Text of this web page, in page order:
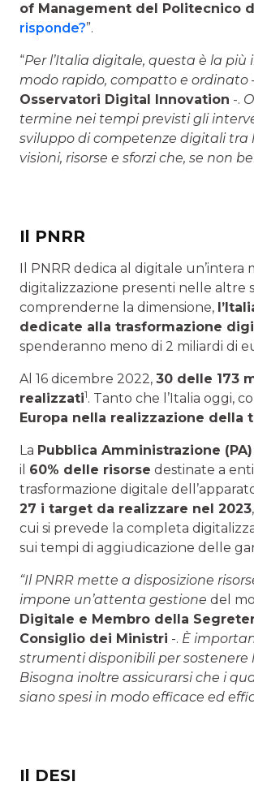
of Management del Politecnico
risponde?”.
“Per l’Italia digitale, questa è la
modo rapido, compatto e ordinato
Osservatori Digital Innovation -.
termine nei tempi previsti gli
sviluppo di competenze digitali tra
visioni, risorse e sforzi che, se non
Il PNRR
Il PNRR dedica al digitale un’intera
digitalizzazione presenti nelle altre
comprenderne la dimensione,
dedicate alla trasformazione
spenderanno meno di 2 miliardi di
Al 16 dicembre 2022, 30 delle 173
realizzati1. Tanto che l’Italia oggi,
Europa nella realizzazione della
La Pubblica Amministrazione (PA)
il 60% delle risorse destinate a
trasformazione digitale
27 i target da realizzare nel 2023
cui si prevede la completa
sui tempi di aggiudicazione delle
“Il PNRR mette a disposizione
impone un’attenta gestione del
Digitale e Membro della
Consiglio dei Ministri -. È
strumenti disponibili per sostenere
Bisogna inoltre assicurarsi che i
siano spesi in modo efficace ed
Il DESI